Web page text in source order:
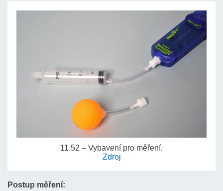
11.52 – Vybavení pro měření.
Zdroj
Postup měření: